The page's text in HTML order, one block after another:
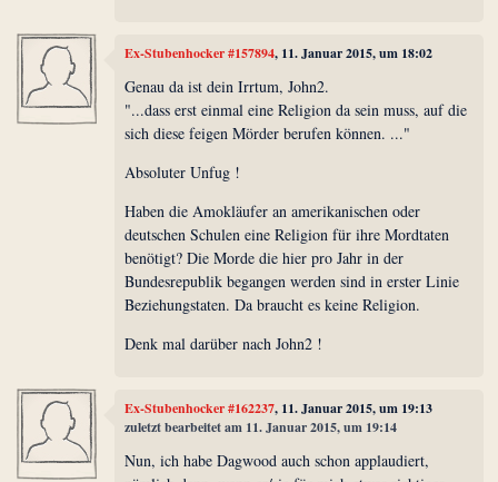
Ex-Stubenhocker #157894, 11. Januar 2015, um 18:02
Genau da ist dein Irrtum, John2.
"...dass erst einmal eine Religion da sein muss, auf die
sich diese feigen Mörder berufen können. ..."
Absoluter Unfug !
Haben die Amokläufer an amerikanischen oder
deutschen Schulen eine Religion für ihre Mordtaten
benötigt? Die Morde die hier pro Jahr in der
Bundesrepublik begangen werden sind in erster Linie
Beziehungstaten. Da braucht es keine Religion.
Denk mal darüber nach John2 !
Ex-Stubenhocker #162237, 11. Januar 2015, um 19:13
zuletzt bearbeitet am 11. Januar 2015, um 19:14
Nun, ich habe Dagwood auch schon applaudiert,